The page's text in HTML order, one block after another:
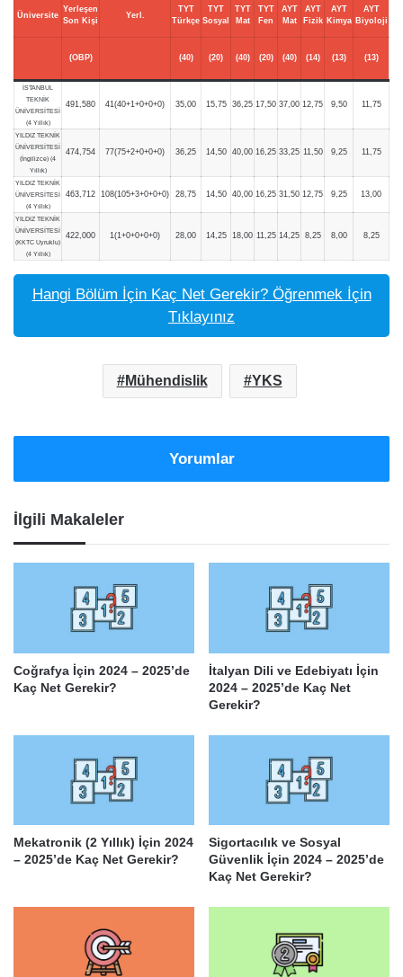
Üniversite
Yerleşen
Son Kişi
Yerl.
TYT
Türkçe
TYT
Sosyal
TYT
Mat
TYT
Fen
AYT
Mat
AYT
Fizik
AYT
Kimya
AYT
Biyoloji
(OBP) (40) (20) (40) (20) (40) (14) (13) (13)
İSTANBUL
TEKNİK
ÜNİVERSİTESİ
(4 Yıllık)
491,580 41(40+1+0+0+0) 35,00 15,75 36,25 17,50 37,00 12,75 9,50 11,75
YILDIZ TEKNİK
ÜNİVERSİTESİ
(İngilizce) (4
Yıllık)
474,754 77(75+2+0+0+0) 36,25 14,50 40,00 16,25 33,25 11,50 9,25 11,75
YILDIZ TEKNİK
ÜNİVERSİTESİ
(4 Yıllık)
463,712 108(105+3+0+0+0) 28,75 14,50 40,00 16,25 31,50 12,75 9,25 13,00
YILDIZ TEKNİK
ÜNİVERSİTESİ
(KKTC Uyruklu)
(4 Yıllık)
422,000 1(1+0+0+0+0) 28,00 14,25 18,00 11,25 14,25 8,25 8,00 8,25
Hangi Bölüm İçin Kaç Net Gerekir? Öğrenmek İçin
Tıklayınız
Mühendislik YKS
Yorumlar
İlgili Makaleler
Coğrafya İçin 2024 – 2025’de
Kaç Net Gerekir?
İtalyan Dili ve Edebiyatı İçin
2024 – 2025’de Kaç Net
Gerekir?
Mekatronik (2 Yıllık) İçin 2024
– 2025’de Kaç Net Gerekir?
Sigortacılık ve Sosyal
Güvenlik İçin 2024 – 2025’de
Kaç Net Gerekir?